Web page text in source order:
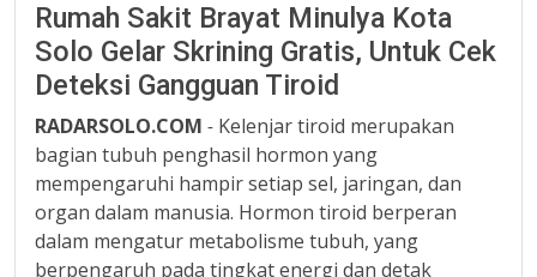
Rumah Sakit Brayat Minulya Kota
Solo Gelar Skrining Gratis, Untuk Cek
Deteksi Gangguan Tiroid
RADARSOLO.COM - Kelenjar tiroid merupakan
bagian tubuh penghasil hormon yang
mempengaruhi hampir setiap sel, jaringan, dan
organ dalam manusia. Hormon tiroid berperan
dalam mengatur metabolisme tubuh, yang
berpengaruh pada tingkat energi dan detak